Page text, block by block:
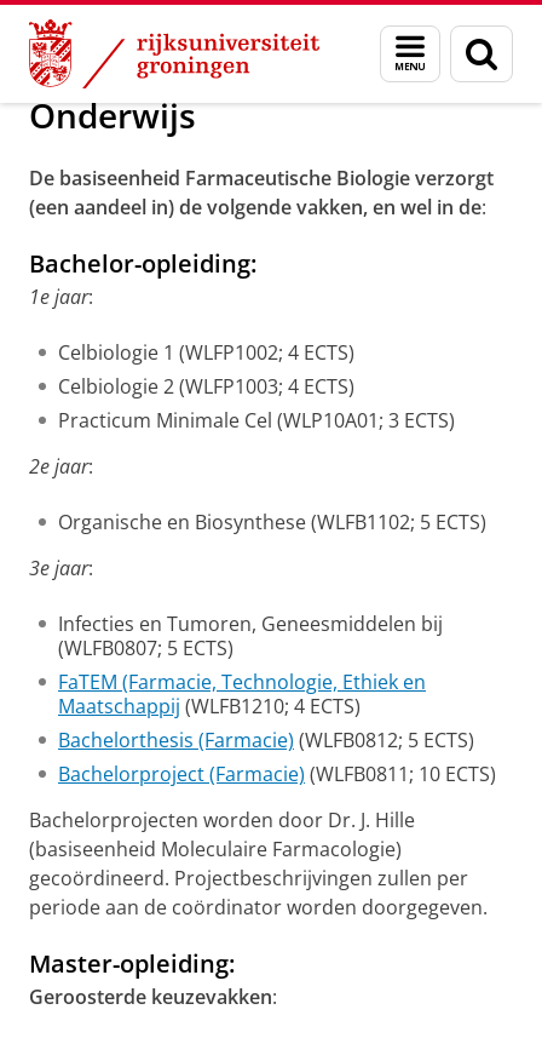
Skip
Content
Skip
Navigation
Menu
en
zoeken
Over ons Onderwijs
Onderwijs
De basiseenheid Farmaceutische Biologie verzorgt
(een aandeel in) de volgende vakken, en wel in de:
Bachelor-opleiding:
1e jaar:
Celbiologie 1 (WLFP1002; 4 ECTS)
Celbiologie 2 (WLFP1003; 4 ECTS)
Practicum Minimale Cel (WLP10A01; 3 ECTS)
2e jaar:
Organische en Biosynthese (WLFB1102; 5 ECTS)
3e jaar:
Infecties en Tumoren, Geneesmiddelen bij
(WLFB0807; 5 ECTS)
FaTEM (Farmacie, Technologie, Ethiek en
Maatschappij (WLFB1210; 4 ECTS)
Bachelorthesis (Farmacie) (WLFB0812; 5 ECTS)
Bachelorproject (Farmacie) (WLFB0811; 10 ECTS)
Bachelorprojecten worden door Dr. J. Hille
(basiseenheid Moleculaire Farmacologie)
gecoördineerd. Projectbeschrijvingen zullen per
periode aan de coördinator worden doorgegeven.
Master-opleiding:
Geroosterde keuzevakken: